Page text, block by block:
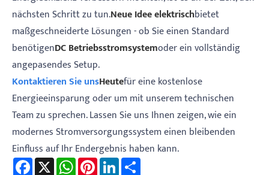
nächsten Schritt zu tun.Neue Idee elektrischbietet
maßgeschneiderte Lösungen - ob Sie einen Standard
benötigenDC Betriebsstromsystemoder ein vollständig
angepasendes Setup.
Kontaktieren Sie unsHeutefür eine kostenlose
Energieeinsparung oder um mit unserem technischen
Team zu sprechen. Lassen Sie uns Ihnen zeigen, wie ein
modernes Stromversorgungssystem einen bleibenden
Einfluss auf Ihr Endergebnis haben kann.
Facebook WhatsAppPinterestLinkedIn